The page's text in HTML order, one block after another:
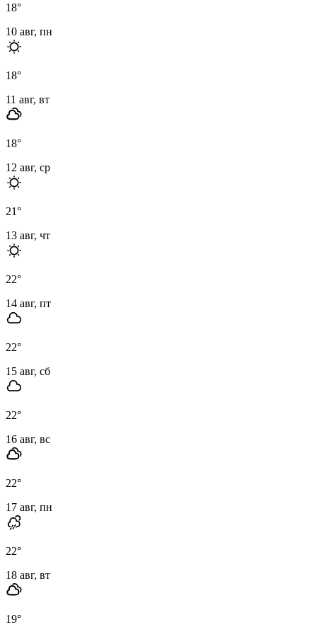
18°
10 авг, пн
18°
11 авг, вт
18°
12 авг, ср
21°
13 авг, чт
22°
14 авг, пт
22°
15 авг, сб
22°
16 авг, вс
22°
17 авг, пн
22°
18 авг, вт
19°